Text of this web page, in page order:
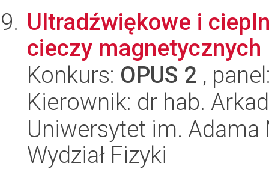
Ultradźwiękowe i
cieczy magnetycznych
Konkurs: OPUS 2 ,
Kierownik: dr hab.
Uniwersytet im.
Wydział Fizyki